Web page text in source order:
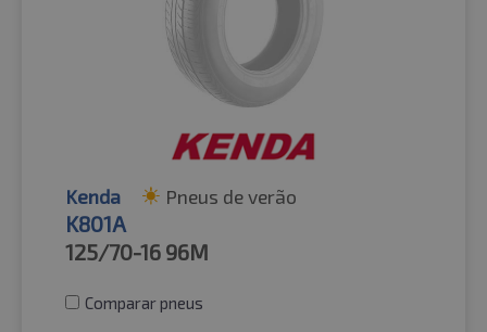
Kenda Pneus de verão
K801A
125/70-16 96M
Comparar pneus